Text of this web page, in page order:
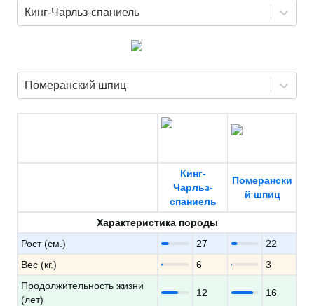
Кинг-Чарльз-спаниель
Померанский шпиц
Кинг-
Чарльз-
спаниель
Померански
й шпиц
Характеристика породы
Рост (см.)
27
22
Вес (кг.)
6
3
Продолжительность жизни
(лет)
12 16